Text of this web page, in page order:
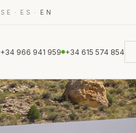
SE · ES · EN
+34 966 941 959 +34 615 574 854